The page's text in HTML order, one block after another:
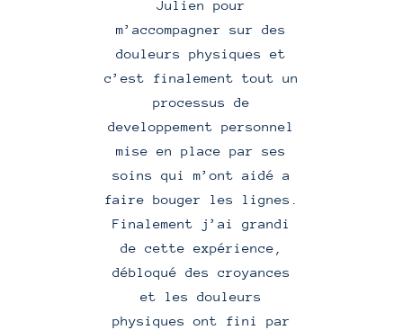
Julien pour
m’accompagner sur des
douleurs physiques et
c’est finalement tout un
processus de
developpement personnel
mise en place par ses
soins qui m’ont aidé a
faire bouger les lignes.
Finalement j’ai grandi
de cette expérience,
débloqué des croyances
et les douleurs
physiques ont fini par